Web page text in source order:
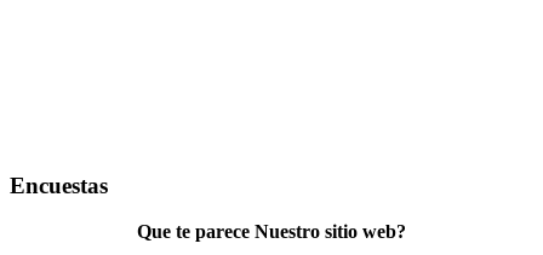
Encuestas
Que te parece Nuestro sitio web?